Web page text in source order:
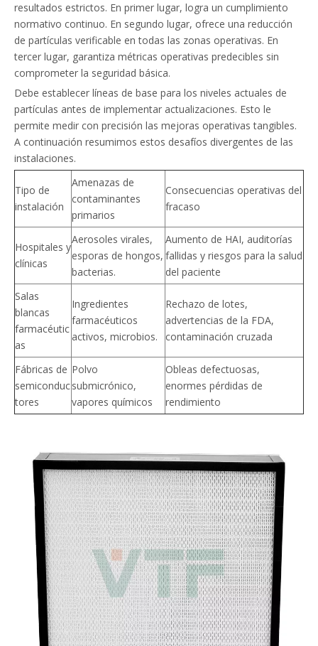
resultados estrictos. En primer lugar, logra un cumplimiento
normativo continuo. En segundo lugar, ofrece una reducción
de partículas verificable en todas las zonas operativas. En
tercer lugar, garantiza métricas operativas predecibles sin
comprometer la seguridad básica.
Debe establecer líneas de base para los niveles actuales de
partículas antes de implementar actualizaciones. Esto le
permite medir con precisión las mejoras operativas tangibles.
A continuación resumimos estos desafíos divergentes de las
instalaciones.
Tipo de
instalación
Amenazas de
contaminantes
primarios
Consecuencias operativas del
fracaso
Hospitales y
clínicas
Aerosoles virales,
esporas de hongos,
bacterias.
Aumento de HAI, auditorías
fallidas y riesgos para la salud
del paciente
Salas
blancas
farmacéutic
as
Ingredientes
farmacéuticos
activos, microbios.
Rechazo de lotes,
advertencias de la FDA,
contaminación cruzada
Fábricas de
semiconduc
tores
Polvo
submicrónico,
vapores químicos
Obleas defectuosas,
enormes pérdidas de
rendimiento